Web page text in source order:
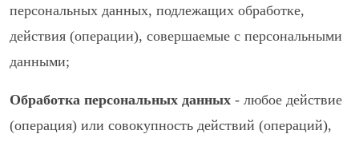
персональных данных, подлежащих обработке,
действия (операции), совершаемые с персональными
данными;
Обработка персональных данных - любое действие
(операция) или совокупность действий (операций),